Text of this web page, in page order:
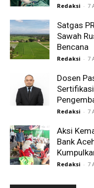
Redaksi - 7
Satgas
Sawah
Bencana
Redaksi - 7
Dosen
Redaksi - 7
Aksi
Bank
Redaksi - 7